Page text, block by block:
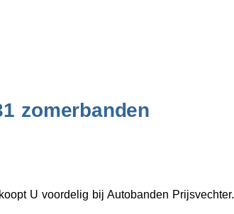
zomerbanden
U voordelig bij Autobanden Prijsvechter.